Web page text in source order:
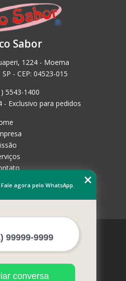
Sabor
1224 - Moema
- CEP: 04523-015
5543-1400
- Exclusivo para pedidos
Serviços
à proteção de direitos autorais.
19/02/1998)
agora pelo WhatsApp.
conversa